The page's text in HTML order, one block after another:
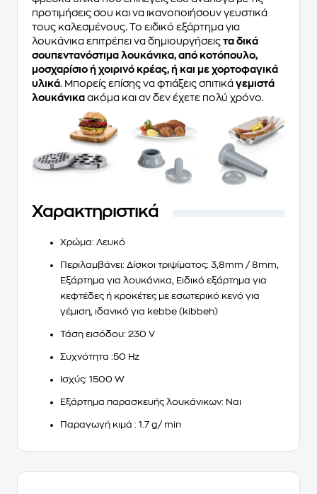
προτιμήσεις σου και να ικανοποιήσουν γευστικά
τους καλεσμένους. Το ειδικό εξάρτημα για
λουκάνικα επιτρέπει να δημιουργήσεις τα δικά
σουπεντανόστιμα λουκάνικα, από κοτόπουλο,
μοσχαρίσιο ή χοιρινό κρέας, ή και με χορτοφαγικά
υλικά . Μπορείς επίσης να φτιάξεις σπιτικά γεμιστά
λουκάνικα ακόμα και αν δεν έχετε πολύ χρόνο.
Χαρακτηριστικά
Χρώμα: Λευκό
Περιλαμβάνει: Δίσκοι τριψίματος: 3,8mm / 8mm,
Εξάρτημα για λουκάνικα, Ειδικό εξάρτημα για
κεφτέδες ή κροκέτες με εσωτερικό κενό για
γέμιση, ιδανικό για kebbe (kibbeh)
Τάση εισόδου: 230 V
Συχνότητα :50 Hz
Ισχύς: 1500 W
Εξάρτημα παρασκευής λουκάνικων: Ναι
Παραγωγή κιμά : 1.7 g/ min